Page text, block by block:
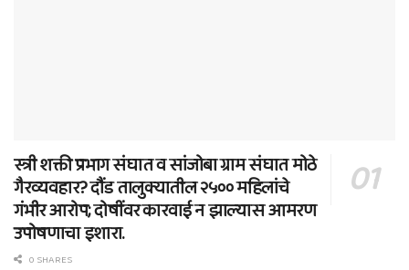
स्त्री शक्ती प्रभाग संघात व सांजोबा ग्राम संघात मोठे
गैरव्यवहार? दौंड तालुक्यातील २५०० महिलांचे
गंभीर आरोप; दोषींवर कारवाई न झाल्यास आमरण
उपोषणाचा इशारा.
0 SHARES